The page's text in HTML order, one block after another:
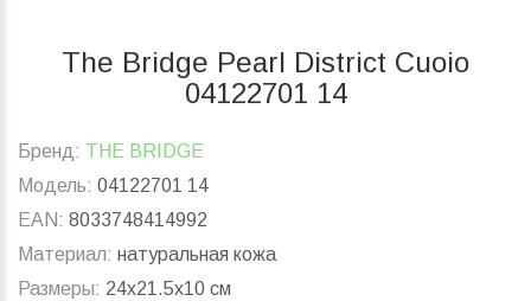
The Bridge Pearl District Cuoio
04122701 14
Бренд: THE BRIDGE
Модель: 04122701 14
EAN: 8033748414992
Материал: натуральная кожа
Размеры: 24x21.5x10 см